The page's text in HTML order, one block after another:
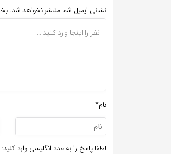
نشانی ایمیل شما منتشر نخواهد شد.
نام*
لطفا پاسخ را به عدد انگلیسی وارد کنید: